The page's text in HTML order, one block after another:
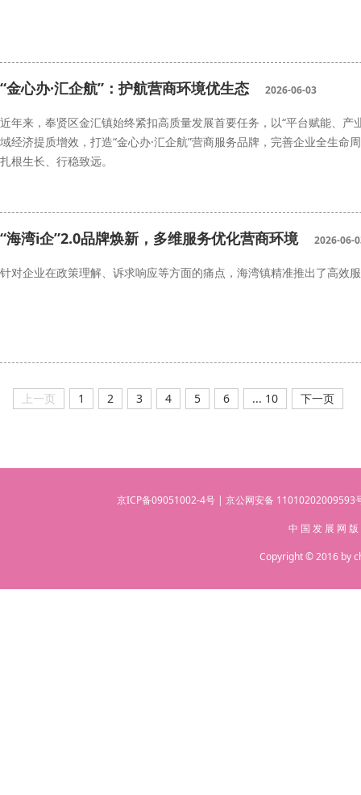
“金心办·汇企航”：护航营商环境优生态 2026-06-03
近年来，奉贤区金汇镇始终紧扣高质量发展首要任务，以“平台赋能、产
域经济提质增效，打造“金心办·汇企航”营商服务品牌，完善企业全生命
扎根生长、行稳致远。
“海湾i企”2.0品牌焕新，多维服务优化营商环境 2026-06-
针对企业在政策理解、诉求响应等方面的痛点，海湾镇精准推出了高效
上一页 1 2 3 4 5 6 ... 10 下一页
京ICP备09051002-4号 | 京公网安备
中 国 发 展 网
Copyright © 2016 by